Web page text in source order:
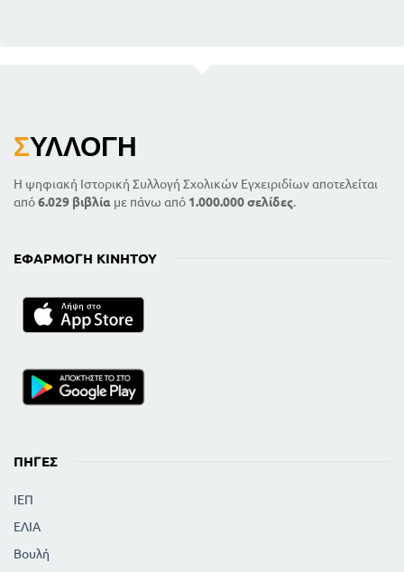
ΣΥΛΛΟΓΉ
Η ψηφιακή Ιστορική Συλλογή Σχολικών Εγχειριδίων αποτελείται
από6.029 βιβλία με πάνω από 1.000.000 σελίδες.
ΕΦΑΡΜΟΓΉ ΚΙΝΗΤΟΎ
ΠΗΓΈΣ
ΙΕΠ
ΕΛΙΑ
Βουλή